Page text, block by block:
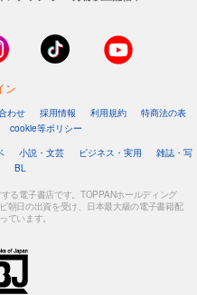
ン
わせ 採用情報 利用規約
特商法の表
cookie等ポリシー
小説・文芸 ビジネス・実用
雑誌・写
BL
る電子書店です。TOPPANホールディング
朝日の出資を受け、日本最大級の電子書籍配
ています。